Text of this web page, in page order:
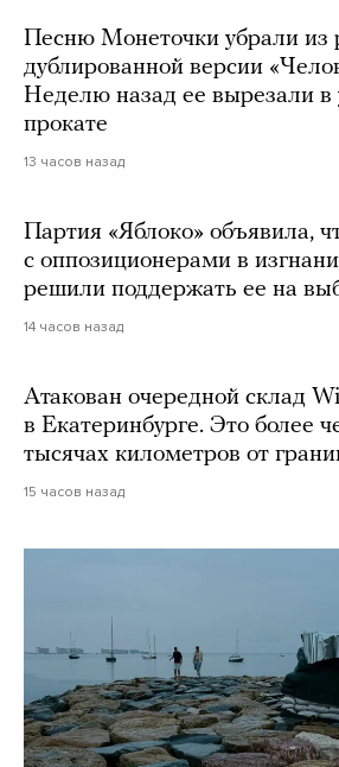
Песню Монеточки убрали из
дублированной версии
Неделю назад ее вырезали в
прокате
13 часов назад
Партия «Яблоко» объявила,
с оппозиционерами в
решили поддержать ее на
14 часов назад
Атакован очередной склад
в Екатеринбурге. Это более
тысячах километров от
15 часов назад